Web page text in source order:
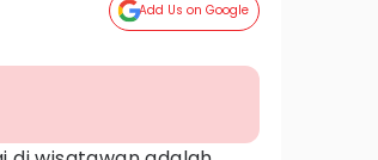
Add Us on Google